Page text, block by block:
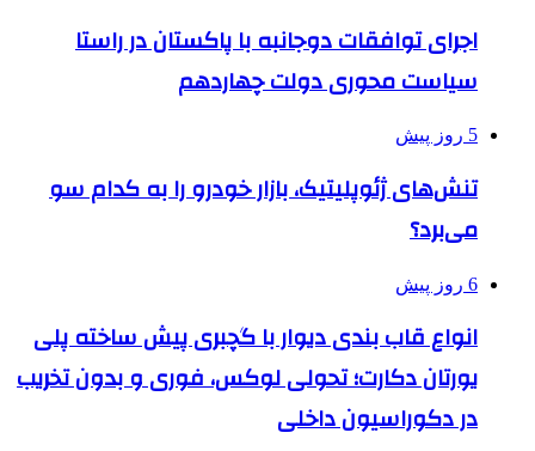
اجرای توافقات دوجانبه با پاکستان در راستا
سیاست محوری دولت چهاردهم
5 روز پیش
تنش‌های ژئوپلیتیک، بازار خودرو را به کدام سو
می‌برد؟
6 روز پیش
انواع قاب بندی دیوار با گچبری پیش ساخته پلی
یورتان دکارت؛ تحولی لوکس، فوری و بدون تخریب
در دکوراسیون داخلی